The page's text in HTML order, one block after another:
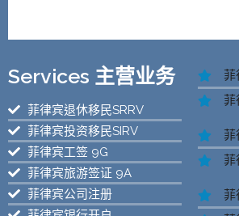
Services 主营业务
菲律宾退休移民SRRV
菲律宾投资移民SIRV
菲律宾工签 9G
菲律宾旅游签证 9A
菲律宾公司注册
菲
菲
菲
菲
菲